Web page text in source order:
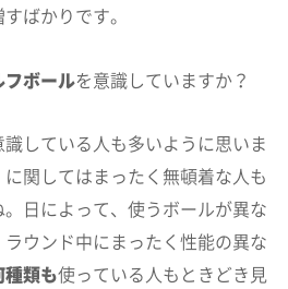
ばかりです。
フボールを意識していますか？
している人も多いように思いま
関してはまったく無頓着な人も
日によって、使うボールが異な
ウンド中にまったく性能の異な
種類も使っている人もときどき見